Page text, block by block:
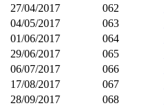
27/04/2017
062
04/05/2017
063
01/06/2017
064
29/06/2017
065
06/07/2017
066
17/08/2017
067
28/09/2017
068